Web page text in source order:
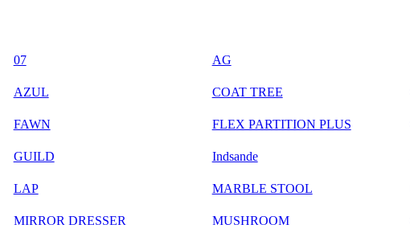
07 AG
AZUL COAT TREE
FAWN FLEX PARTITION PLUS
GUILD Indsande
LAP MARBLE STOOL
MIRROR DRESSER MUSHROOM